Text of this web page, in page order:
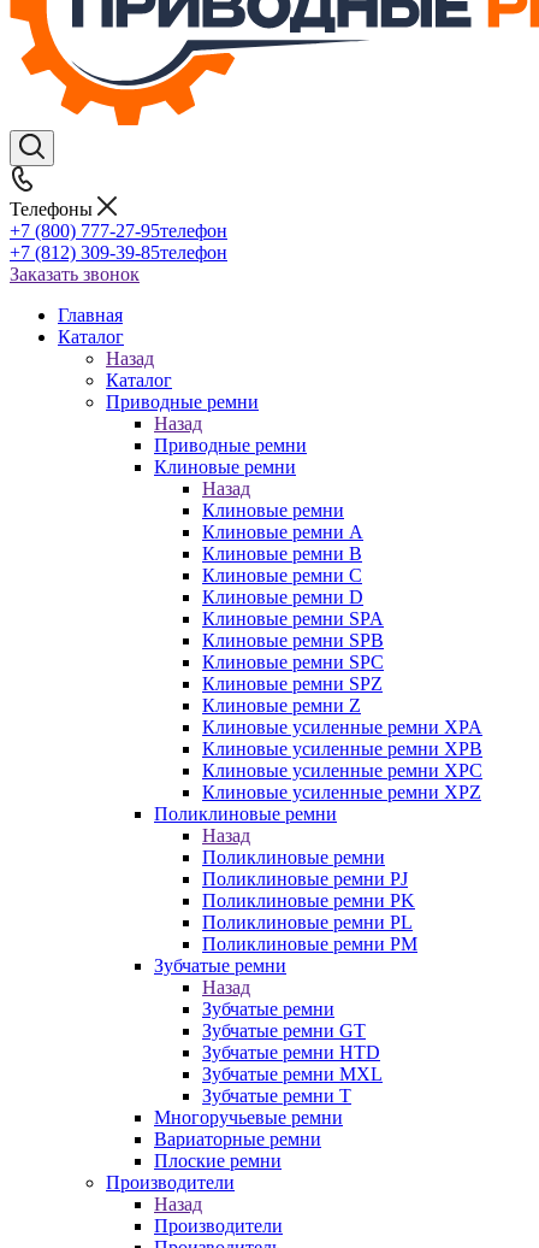
Телефоны
+7 (800) 777-27-95телефон
+7 (812) 309-39-85телефон
Заказать звонок
Главная
Каталог
Назад
Каталог
Приводные ремни
Назад
Приводные ремни
Клиновые ремни
Назад
Клиновые ремни
Клиновые ремни A
Клиновые ремни B
Клиновые ремни C
Клиновые ремни D
Клиновые ремни SPA
Клиновые ремни SPB
Клиновые ремни SPC
Клиновые ремни SPZ
Клиновые ремни Z
Клиновые усиленные ремни XPA
Клиновые усиленные ремни XPB
Клиновые усиленные ремни XPC
Клиновые усиленные ремни XPZ
Поликлиновые ремни
Назад
Поликлиновые ремни
Поликлиновые ремни PJ
Поликлиновые ремни PK
Поликлиновые ремни PL
Поликлиновые ремни PM
Зубчатые ремни
Назад
Зубчатые ремни
Зубчатые ремни GT
Зубчатые ремни HTD
Зубчатые ремни MXL
Зубчатые ремни Т
Многоручьевые ремни
Вариаторные ремни
Плоские ремни
Производители
Назад
Производители